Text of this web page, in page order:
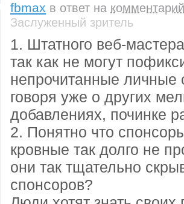
fbmax в ответ на комментарий
Заслуженный зритель
1. Штатного веб-
так как не могут
непрочитанные
говоря уже о других
добавлениях, починке
2. Понятно что
кровные так долго не
они так тщательно
спонсоров?